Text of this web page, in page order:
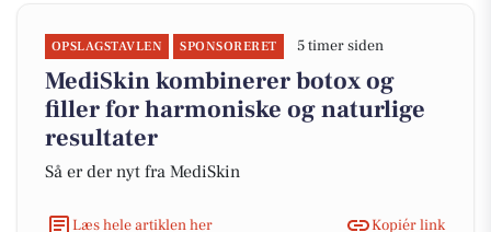
OPSLAGSTAVLEN SPONSORERET 5 timer siden
MediSkin kombinerer botox og
filler for harmoniske og naturlige
resultater
Så er der nyt fra MediSkin
Læs hele artiklen her Kopiér link